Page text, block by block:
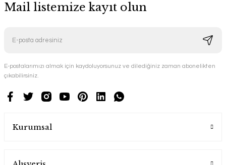
Mail listemize kayıt olun
E-postalarımızı almak için kaydoluyorsunuz ve dilediğiniz zaman abonelikten
çıkabilirsiniz.
Kurumsal